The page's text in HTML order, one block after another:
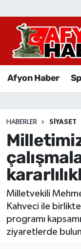
Afyon Haber
HABERLER SIYASET
Milletvekili
Kahveci ile
programı
ziyaretlerde
Afyon Haber
Sağlık
Eğitim
Ekonomi
Magazin